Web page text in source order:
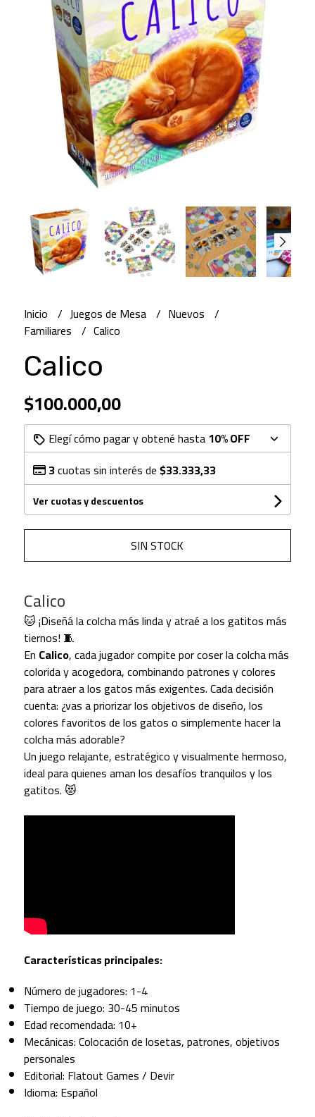
Inicio Juegos de Mesa
Nuevos
Familiares
Calico
Calico
$100.000,00
Elegí cómo pagar y obtené hasta 10% OFF
3cuotas sin interés de$33.333,33
Ver cuotas y descuentos
SIN STOCK
Calico
🐱 ¡Diseñá la colcha más linda y atraé a los gatitos más
tiernos! 🧵
En Calico, cada jugador compite por coser la colcha más
colorida y acogedora, combinando patrones y colores
para atraer a los gatos más exigentes. Cada decisión
cuenta: ¿vas a priorizar los objetivos de diseño, los
colores favoritos de los gatos o simplemente hacer la
colcha más adorable?
Un juego relajante, estratégico y visualmente hermoso,
ideal para quienes aman los desafíos tranquilos y los
gatitos. 😻
Características principales:
Número de jugadores: 1-4
Tiempo de juego: 30-45 minutos
Edad recomendada: 10+
Mecánicas: Colocación de losetas, patrones, objetivos
personales
Editorial: Flatout Games / Devir
Idioma: Español